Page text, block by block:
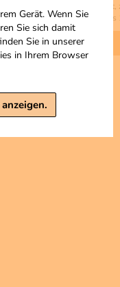
Gerät. Wenn Sie
Sie sich damit
Sie in unserer
in Ihrem Browser
inkl.
Grundpreis